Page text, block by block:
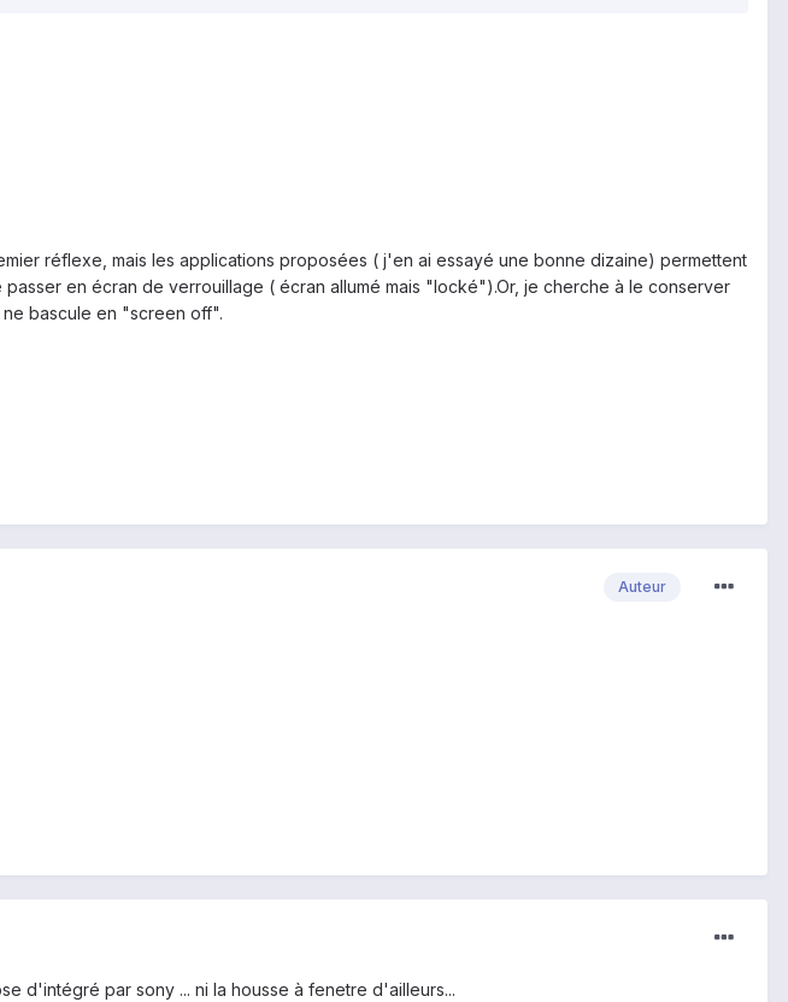
réflexe, mais les applications proposées ( j'en ai essayé une bonne dizaine) permettent
en écran de verrouillage ( écran allumé mais "locké").Or, je cherche à le conserver
bascule en "screen off".
Auteur
d'intégré par sony ... ni la housse à fenetre d'ailleurs...